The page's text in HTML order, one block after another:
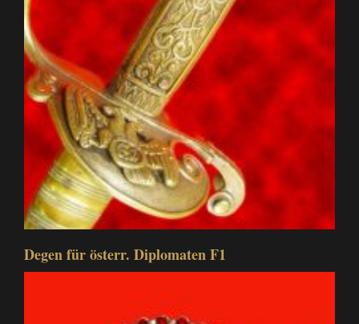
Degen für österr. Diplomaten F1